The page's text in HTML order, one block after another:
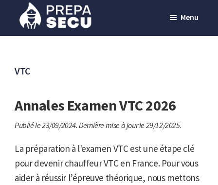
contenuPrepasecu
de
aux
métiers
de
sécurité
privée
Menu
VTC
Annales Examen VTC 2026
Publié le 23/09/2024. Dernière mise à jour le 29/12/2025.
La préparation à l'examen VTC est une étape clé
pour devenir chauffeur VTC en France. Pour vous
aider à réussir l’épreuve théorique, nous mettons